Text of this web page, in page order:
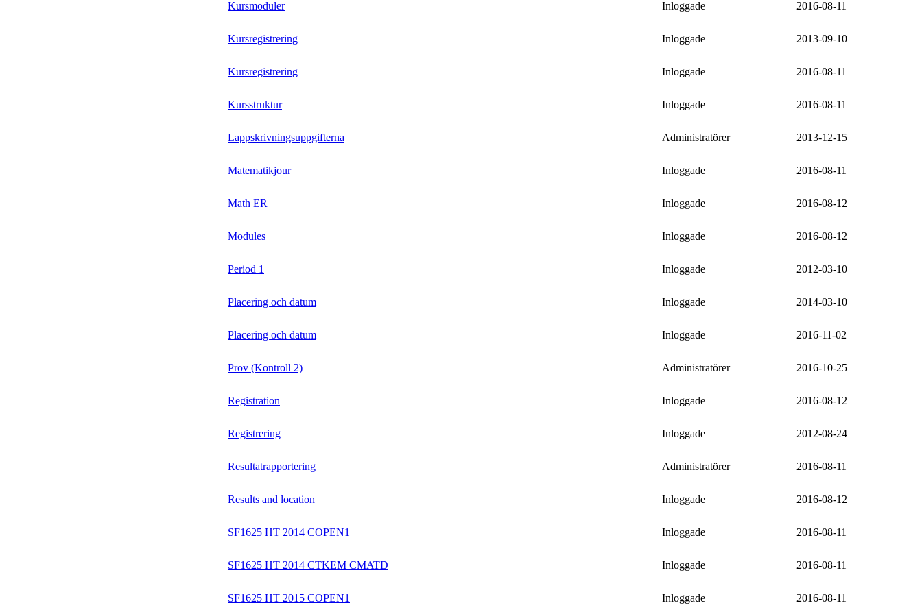
Kursmoduler Inloggade 2016-08-11
Kursregistrering Inloggade 2013-09-10
Kursregistrering Inloggade 2016-08-11
Kursstruktur Inloggade 2016-08-11
Lappskrivningsuppgifterna Administratörer 2013-12-15
Matematikjour Inloggade 2016-08-11
Math ER Inloggade 2016-08-12
Modules Inloggade 2016-08-12
Period 1 Inloggade 2012-03-10
Placering och datum Inloggade 2014-03-10
Placering och datum Inloggade 2016-11-02
Prov (Kontroll 2) Administratörer 2016-10-25
Registration Inloggade 2016-08-12
Registrering Inloggade 2012-08-24
Resultatrapportering Administratörer 2016-08-11
Results and location Inloggade 2016-08-12
SF1625 HT 2014 COPEN1 Inloggade 2016-08-11
SF1625 HT 2014 CTKEM CMATD Inloggade 2016-08-11
SF1625 HT 2015 COPEN1 Inloggade 2016-08-11